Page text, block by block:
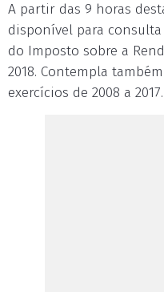
A partir das 9 horas
disponível para
do Imposto sobre a
2018. Contempla
exercícios de 2008 a 2017.